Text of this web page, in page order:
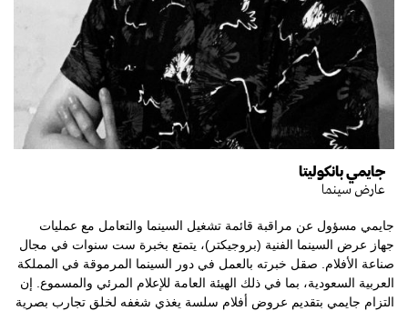
جايمي بانكوليتا
عارض سينما
جايمي مسؤول عن مراقبة قائمة تشغيل السينما والتعامل مع عمليات
جهاز عرض السينما الفنية (بروجيكتر)، يتمتع بخبرة ست سنوات في مجال
صناعة الأفلام. صقل خبرته بالعمل في دور السينما المرموقة في المملكة
العربية السعودية، بما في ذلك الهيئة العامة للإعلام المرئي والمسموع. إن
التزام جايمي بتقديم عروض أفلام سلسة يغذي شغفه لخلق تجارب بصرية